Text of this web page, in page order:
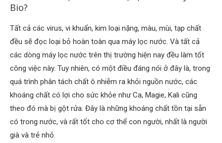
Bio?
Tất cả các virus, vi khuẩn, kim loại nặng, màu, mùi, tạp chất
đều sẽ đọc loại bỏ hoàn toàn qua máy lọc nước. Và tất cả
các dòng máy lọc nước trên thị trường hiện nay đều làm tốt
công việc này. Tuy nhiên, có một điều đáng nói ở đây là, trong
quá trình phân tách chất ô nhiễm ra khỏi nguồn nước, các
khoáng chất có lợi cho sức khỏe như Ca, Magie, Kali cũng
theo đó mà bị gột rửa. Đây là những khoáng chất tồn tại sẵn
có trong nước, và rất tốt cho cơ thể con người, nhất là người
già và trẻ nhỏ.